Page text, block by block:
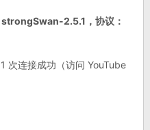
strongSwan-2.5.1，协议：
连接成功（访问 YouTube